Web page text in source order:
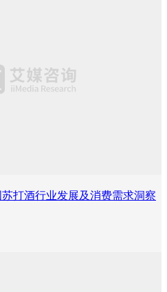
打酒行业发展及消费需求洞察